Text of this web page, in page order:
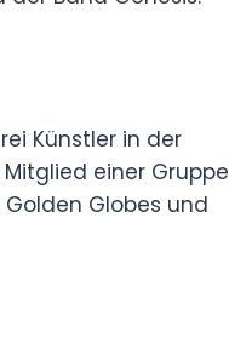
Künstler in der
einer Gruppe
Globes und